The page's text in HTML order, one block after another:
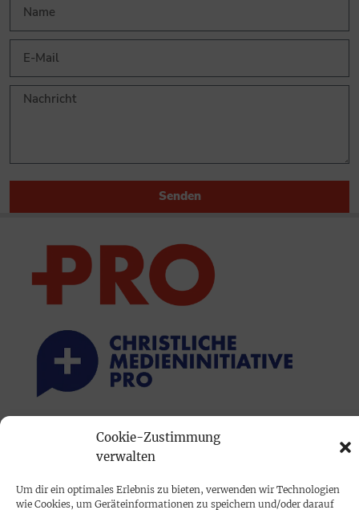
Cookie-Zustimmung
verwalten
Um dir ein optimales Erlebnis zu bieten, verwenden wir Technologien
wie Cookies, um Geräteinformationen zu speichern und/oder darauf
Senden
PRINTAUSGABE
Mediadaten